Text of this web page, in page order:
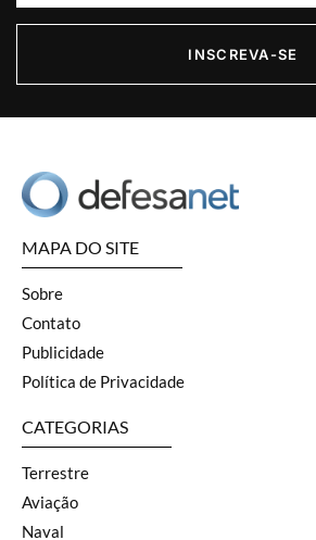
INSCREVA-SE
MAPA DO SITE
Sobre
Contato
Publicidade
Política de Privacidade
CATEGORIAS
Terrestre
Aviação
Naval